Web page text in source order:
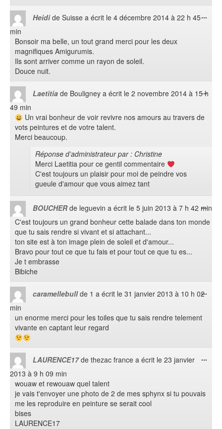
Heidi de Suisse a écrit le 4 décembre 2014 à 22 h 45
min
Bonsoir ma belle, un tout grand merci pour les deux
magnifiques Amigurumis.
Ils sont arriver comme un rayon de soleil.
Douce nuit.
...
Laetitia de Bouligney a écrit le 2 novembre 2014 à 15 h
49 min
Un vrai bonheur de voir revivre nos amours au travers de
vots peintures et de votre talent.
Merci beaucoup.
Réponse d’administrateur par : Christine
Merci Laetitia pour ce gentil commentaire
C'est toujours un plaisir pour moi de peindre vos
gueule d'amour que vous aimez tant
...
BOUCHER de leguevin a écrit le 5 juin 2013 à 7 h 42 min
C'est toujours un grand bonheur cette balade dans ton monde
que tu sais rendre si vivant et si attachant...
ton site est à ton image plein de soleil et d'amour...
Bravo pour tout ce que tu fais et pour tout ce que tu es...
Je t embrasse
Bibiche
...
caramellebull de 1 a écrit le 31 janvier 2013 à 10 h 02
min
un enorme merci pour les toiles que tu sais rendre telement
vivante en captant leur regard
...
LAURENCE17 de thezac france a écrit le 23 janvier
2013 à 9 h 09 min
wouaw et rewouaw quel talent
je vais t'envoyer une photo de 2 de mes sphynx si tu pouvais
me les reproduire en peinture se serait cool
bises
LAURENCE17
...